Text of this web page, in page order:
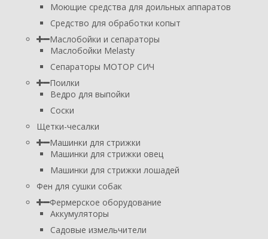
Моющие средства для доильных аппаратов
Средство для обработки копыт
Маслобойки и сепараторы
Маслобойки Melasty
Сепараторы МОТОР СИЧ
Поилки
Ведро для выпойки
Соски
Щетки-чесалки
Машинки для стрижки
Машинки для стрижки овец
Машинки для стрижки лошадей
Фен для сушки собак
Фермерское оборудование
Аккумуляторы
Садовые измельчители